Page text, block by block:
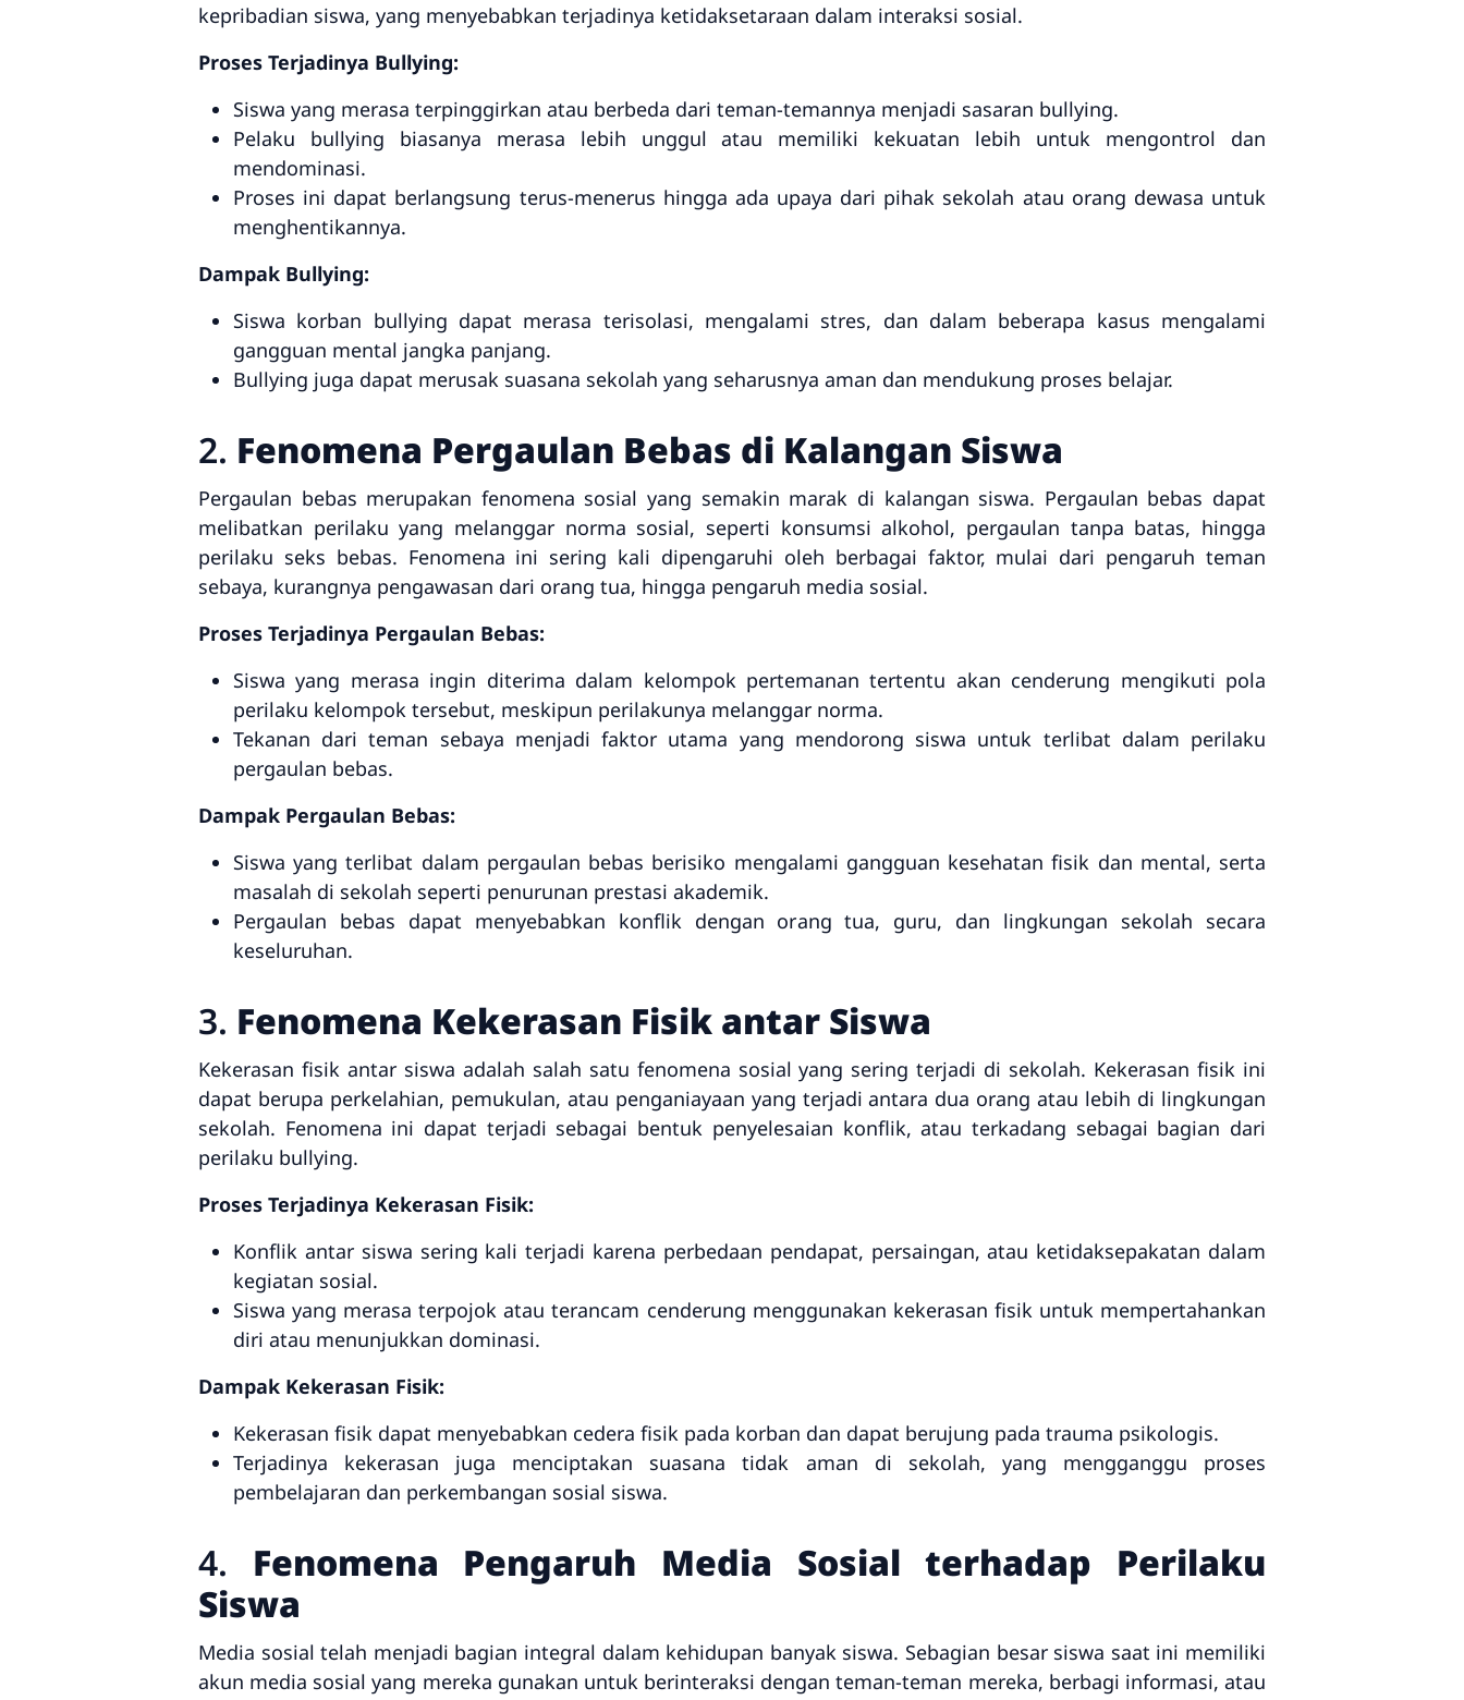
kepribadian siswa, yang menyebabkan terjadinya ketidaksetaraan dalam interaksi sosial.
Proses Terjadinya Bullying:
Siswa yang merasa terpinggirkan atau berbeda dari teman-temannya menjadi sasaran bullying.
Pelaku bullying biasanya merasa lebih unggul atau memiliki kekuatan lebih untuk mengontrol dan
mendominasi.
Proses ini dapat berlangsung terus-menerus hingga ada upaya dari pihak sekolah atau orang dewasa untuk
menghentikannya.
Dampak Bullying:
Siswa korban bullying dapat merasa terisolasi, mengalami stres, dan dalam beberapa kasus mengalami
gangguan mental jangka panjang.
Bullying juga dapat merusak suasana sekolah yang seharusnya aman dan mendukung proses belajar.
2. Fenomena Pergaulan Bebas di Kalangan Siswa
Pergaulan bebas merupakan fenomena sosial yang semakin marak di kalangan siswa. Pergaulan bebas dapat
melibatkan perilaku yang melanggar norma sosial, seperti konsumsi alkohol, pergaulan tanpa batas, hingga
perilaku seks bebas. Fenomena ini sering kali dipengaruhi oleh berbagai faktor, mulai dari pengaruh teman
sebaya, kurangnya pengawasan dari orang tua, hingga pengaruh media sosial.
Proses Terjadinya Pergaulan Bebas:
Siswa yang merasa ingin diterima dalam kelompok pertemanan tertentu akan cenderung mengikuti pola
perilaku kelompok tersebut, meskipun perilakunya melanggar norma.
Tekanan dari teman sebaya menjadi faktor utama yang mendorong siswa untuk terlibat dalam perilaku
pergaulan bebas.
Dampak Pergaulan Bebas:
Siswa yang terlibat dalam pergaulan bebas berisiko mengalami gangguan kesehatan fisik dan mental, serta
masalah di sekolah seperti penurunan prestasi akademik.
Pergaulan bebas dapat menyebabkan konflik dengan orang tua, guru, dan lingkungan sekolah secara
keseluruhan.
3. Fenomena Kekerasan Fisik antar Siswa
Kekerasan fisik antar siswa adalah salah satu fenomena sosial yang sering terjadi di sekolah. Kekerasan fisik ini
dapat berupa perkelahian, pemukulan, atau penganiayaan yang terjadi antara dua orang atau lebih di lingkungan
sekolah. Fenomena ini dapat terjadi sebagai bentuk penyelesaian konflik, atau terkadang sebagai bagian dari
perilaku bullying.
Proses Terjadinya Kekerasan Fisik:
Konflik antar siswa sering kali terjadi karena perbedaan pendapat, persaingan, atau ketidaksepakatan dalam
kegiatan sosial.
Siswa yang merasa terpojok atau terancam cenderung menggunakan kekerasan fisik untuk mempertahankan
diri atau menunjukkan dominasi.
Dampak Kekerasan Fisik:
Kekerasan fisik dapat menyebabkan cedera fisik pada korban dan dapat berujung pada trauma psikologis.
Terjadinya kekerasan juga menciptakan suasana tidak aman di sekolah, yang mengganggu proses
pembelajaran dan perkembangan sosial siswa.
4. Fenomena Pengaruh Media Sosial terhadap Perilaku
Siswa
Media sosial telah menjadi bagian integral dalam kehidupan banyak siswa. Sebagian besar siswa saat ini memiliki
akun media sosial yang mereka gunakan untuk berinteraksi dengan teman-teman mereka, berbagi informasi, atau